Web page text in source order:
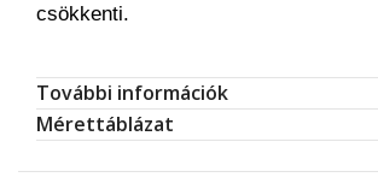
csökkenti.
További információk
Mérettáblázat